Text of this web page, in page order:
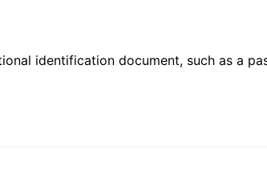
identification document, such as a